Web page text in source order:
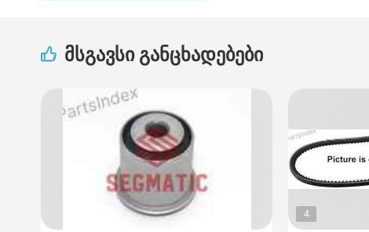
მსგავსი განცხადებები
4